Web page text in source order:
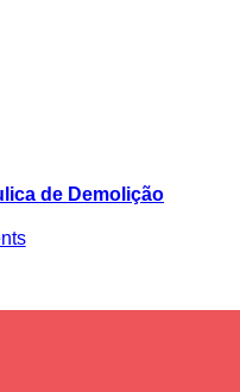
de Demolição